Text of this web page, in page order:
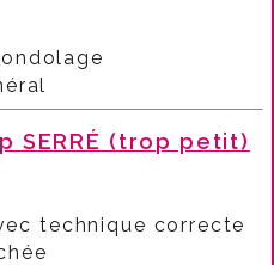
SERRÉ (trop petit)
technique correcte